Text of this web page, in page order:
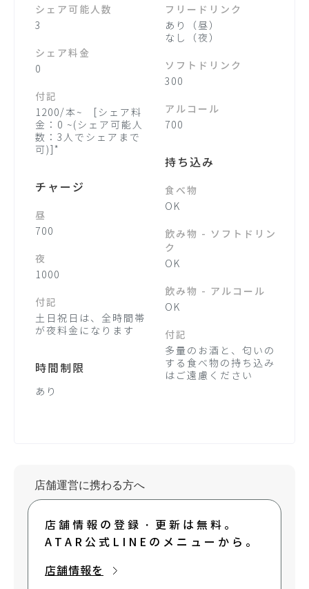
シェア可能人数
3
シェア料金
0
付記
1200/本~ [シェア料
金：0 ~(シェア可能人
数：3人でシェアまで
可)]*
チャージ
昼
700
夜
1000
付記
土日祝日は、全時間帯
が夜料金になります
時間制限
あり
フリードリンク
あり（昼）
なし（夜）
ソフトドリンク
300
アルコール
700
持ち込み
食べ物
OK
飲み物 - ソフトドリン
ク
OK
飲み物 - アルコール
OK
付記
多量のお酒と、匂いの
する食べ物の持ち込み
はご遠慮ください
店舗運営に携わる方へ
店舗情報の登録・更新は無料。
ATAR公式LINEのメニューから。
店舗情報を